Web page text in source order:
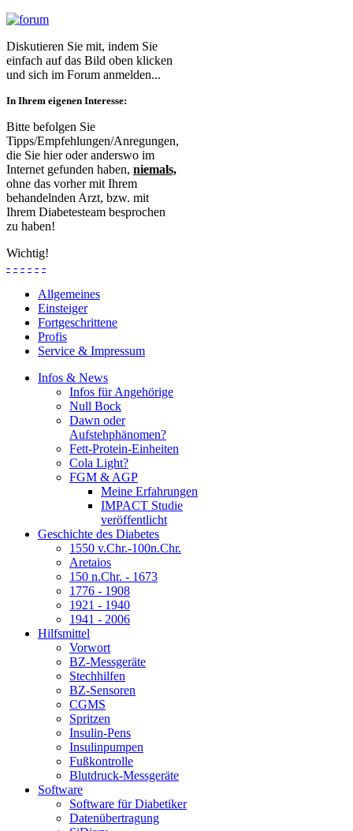
Diskutieren Sie mit, indem Sie
einfach auf das Bild oben klicken
und sich im Forum anmelden...
In Ihrem eigenen Interesse:
Bitte befolgen Sie
Tipps/Empfehlungen/Anregungen,
die Sie hier oder anderswo im
Internet gefunden haben, niemals,
ohne das vorher mit Ihrem
behandelnden Arzt, bzw. mit
Ihrem Diabetesteam besprochen
zu haben!
Wichtig!
- - - - - -
Allgemeines
Einsteiger
Fortgeschrittene
Profis
Service & Impressum
Infos & News
Infos für Angehörige
Null Bock
Dawn oder
Aufstehphänomen?
Fett-Protein-Einheiten
Cola Light?
FGM & AGP
Meine Erfahrungen
IMPACT Studie
veröffentlicht
Geschichte des Diabetes
1550 v.Chr.-100n.Chr.
Aretaios
150 n.Chr. - 1673
1776 - 1908
1921 - 1940
1941 - 2006
Hilfsmittel
Vorwort
BZ-Messgeräte
Stechhilfen
BZ-Sensoren
CGMS
Spritzen
Insulin-Pens
Insulinpumpen
Fußkontrolle
Blutdruck-Messgeräte
Software
Software für Diabetiker
Datenübertragung